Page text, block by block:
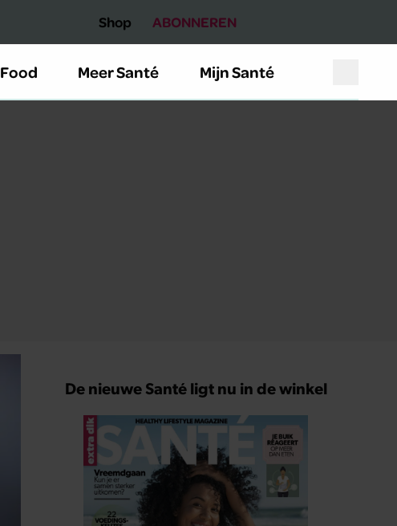
Shop ABONNEREN
Food Meer Santé Mijn Santé
De nieuwe Santé ligt nu in de winkel